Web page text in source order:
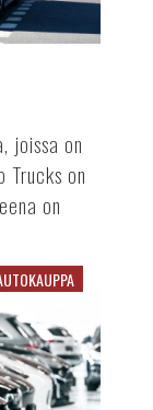
joissa on
on
on